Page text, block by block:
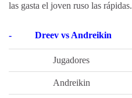
las gasta el joven ruso las rápidas.
- Dreev vs Andreikin
Jugadores
Andreikin